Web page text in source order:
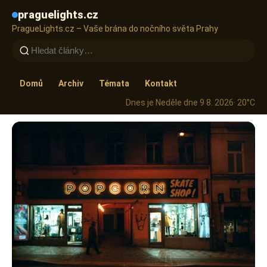
praguelights.cz
PragueLights.cz – Vaše brána do nočního světa Prahy
Domů Archiv Témata
Kontakt
Dnes je Neděle dne 9 8. 2026· 20°C